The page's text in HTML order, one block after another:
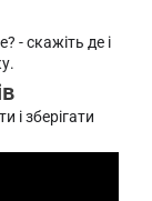
- скажіть де і
і зберігати